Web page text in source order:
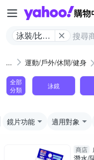
泳裝/比基
運動/戶外/休閒/健身
全部
分類
泳鏡
鏡片功能 適用對象
商店